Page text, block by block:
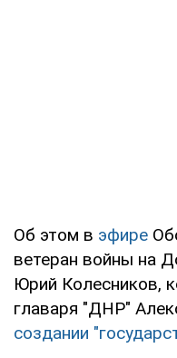
Об этом в эфире
ветеран войны на
Юрий Колесников,
главаря "ДНР"
создании